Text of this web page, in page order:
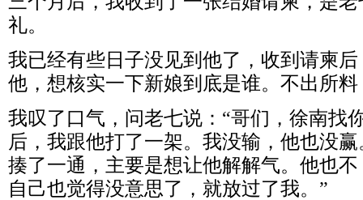
礼。
我已经有些日子没见到他了，收到请柬
他，想核实一下新娘到底是谁。不出所
我叹了口气，问老七说：“哥们，徐南找
后，我跟他打了一架。我没输，他也没
揍了一通，主要是想让他解解气。他也
自己也觉得没意思了，就放过了我。”